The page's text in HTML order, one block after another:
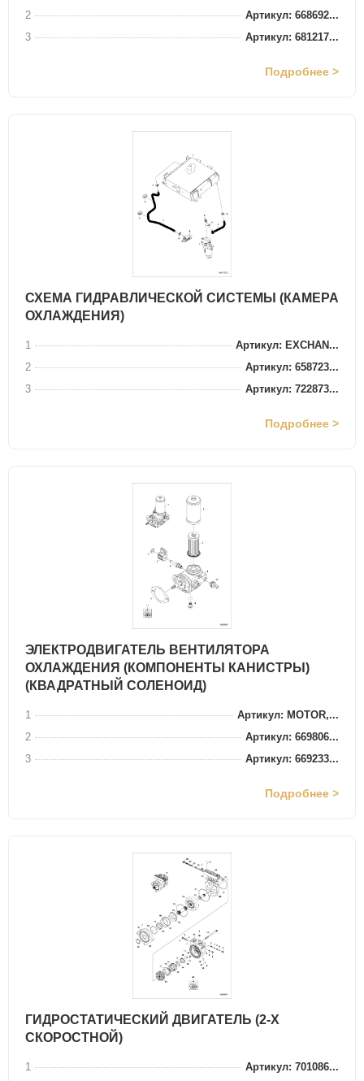
2
Артикул: 668692...
3
Артикул: 681217...
Подробнее >
СХЕМА ГИДРАВЛИЧЕСКОЙ СИСТЕМЫ (КАМЕРА
ОХЛАЖДЕНИЯ)
1
Артикул: EXCHAN...
2
Артикул: 658723...
3
Артикул: 722873...
Подробнее >
ЭЛЕКТРОДВИГАТЕЛЬ ВЕНТИЛЯТОРА
ОХЛАЖДЕНИЯ (КОМПОНЕНТЫ КАНИСТРЫ)
(КВАДРАТНЫЙ СОЛЕНОИД)
1
Артикул: MOTOR,...
2
Артикул: 669806...
3
Артикул: 669233...
Подробнее >
ГИДРОСТАТИЧЕСКИЙ ДВИГАТЕЛЬ (2-Х
СКОРОСТНОЙ)
1 Артикул: 701086...